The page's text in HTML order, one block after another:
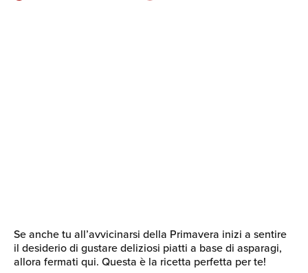
Se anche tu all’avvicinarsi della Primavera inizi a sentire
il desiderio di gustare deliziosi piatti a base di asparagi,
allora fermati qui. Questa è la ricetta perfetta per te!